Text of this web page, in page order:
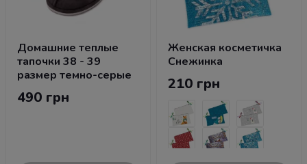
Домашние теплые
тапочки 38 - 39
размер темно-серые
490 грн
Женская косметичка
Снежинка
210 грн